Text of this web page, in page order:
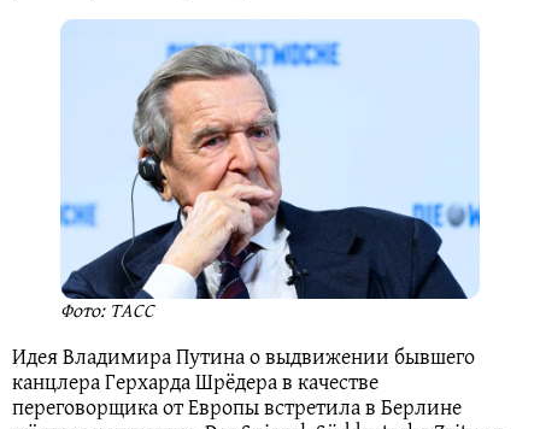
Фото: ТАСС
Идея Владимира Путина о выдвижении бывшего
канцлера Герхарда Шрёдера в качестве
переговорщика от Европы встретила в Берлине